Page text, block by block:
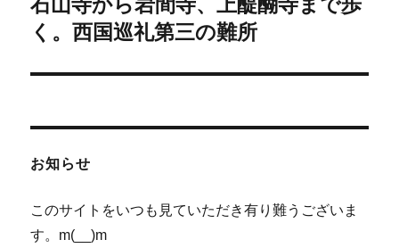
ー
シ
ン
の
稿:
く。西国巡礼第三の難所
お知らせ
このサイトをいつも見ていただき有り難うございま
す。m(__)m